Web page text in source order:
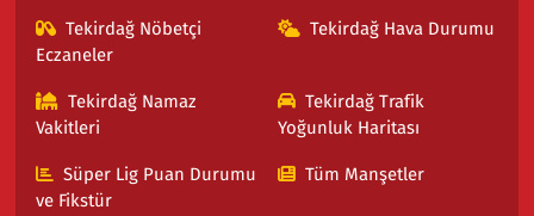
Tekirdağ Nöbetçi
Eczaneler
Tekirdağ Hava Durumu
Tekirdağ Namaz
Vakitleri
Tekirdağ Trafik
Yoğunluk Haritası
Süper Lig Puan Durumu
ve Fikstür
Tüm Manşetler